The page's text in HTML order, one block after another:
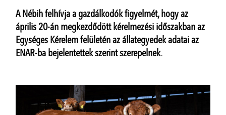
A Nébih felhívja a gazdálkodók figyelmét, hogy az
április 20-án megkezdődött kérelmezési időszakban az
Egységes Kérelem felületén az állategyedek adatai az
ENAR-ba bejelentettek szerint szerepelnek.